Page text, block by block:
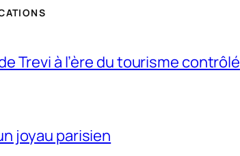
Trevi à l’ère du tourisme contrôlé
joyau parisien